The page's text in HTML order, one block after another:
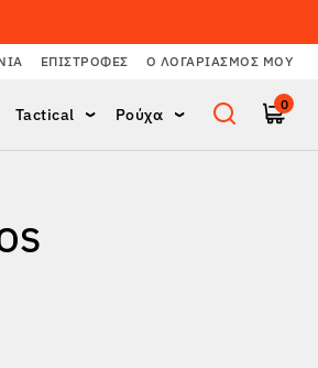
ΕΠΙΣΤΡΟΦΈΣ Ο ΛΟΓΑΡΙΑΣΜΌΣ ΜΟΥ
Tactical Ρούχα
0